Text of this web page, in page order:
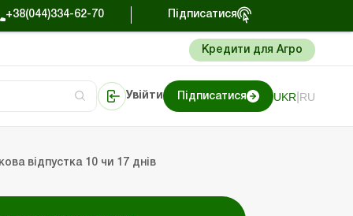
+38(044)334-62-70 Підписатися
Кредити для Агро
Увійти Підписатися UKR RU
відпустка 10 чи 17 днів